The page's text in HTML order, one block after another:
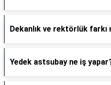
Dekanlık ve rektörlük farkı
Yedek astsubay ne iş